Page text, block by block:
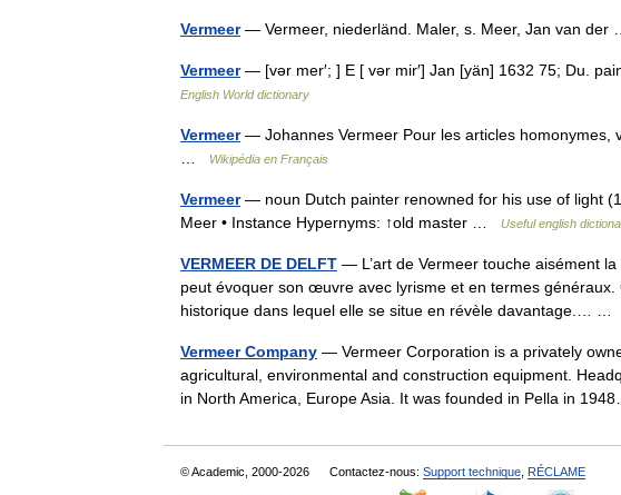
Vermeer— Vermeer, niederländ. Maler, s. Meer, Jan van
Vermeer— [vər mer′; ] E [ vər mir′] Jan [yän] 1632 75; Du.
English World dictionary
Vermeer— Johannes Vermeer Pour les articles homonymes,
Wikipédia en Français
Vermeer— noun Dutch painter renowned for his use of light
Meer • Instance Hypernyms: ↑old master …
Useful english
VERMEER DE DELFT — L’art de Vermeer touche aisément
peut évoquer son œuvre avec lyrisme et en termes
historique dans lequel elle se situe en révèle davantage.… …
Vermeer Company — Vermeer Corporation is a privately
agricultural, environmental and construction equipment.
in North America, Europe Asia. It was founded in Pella in
© Academic, 2000-2026 Contactez-nous: Support technique RÉCLAME